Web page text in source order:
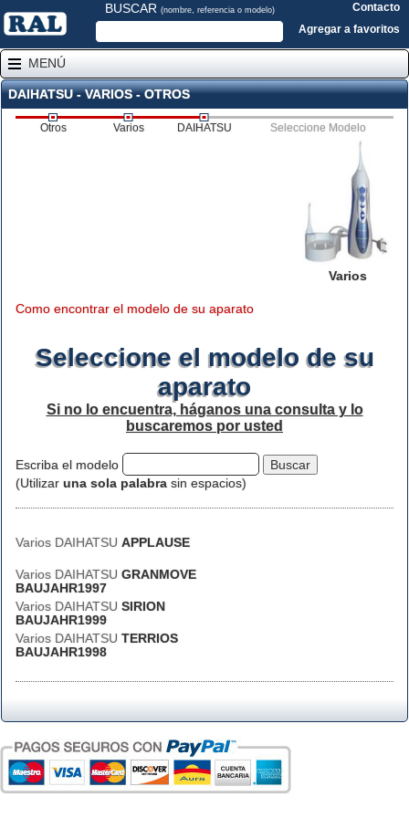
BUSCAR (nombre, referencia o modelo)
Contacto
Agregar a favoritos
MENÚ
DAIHATSU - VARIOS - OTROS
Otros Varios DAIHATSU Seleccione Modelo
Varios
Como encontrar el modelo de su aparato
Seleccione el modelo de su
aparato
Si no lo encuentra, háganos una consulta y lo
buscaremos por usted
Escriba el modelo
(Utilizar una sola palabra sin espacios)
Varios DAIHATSU APPLAUSE
Varios DAIHATSU GRANMOVE
BAUJAHR1997
Varios DAIHATSU SIRION
BAUJAHR1999
Varios DAIHATSU TERRIOS
BAUJAHR1998